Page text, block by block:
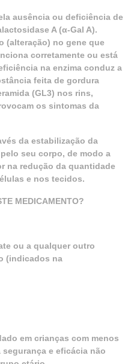
ausência ou deficiência de
A (α-Gal A).
(alteração) no gene que
corretamente ou está
na enzima conduz a
feita de gordura
(GL3) nos rins,
os sintomas da
da estabilização da
seu corpo, de modo a
na redução da quantidade
e nos tecidos.
MEDICAMENTO?
ou a qualquer outro
(indicados na
em crianças com menos
e eficácia não